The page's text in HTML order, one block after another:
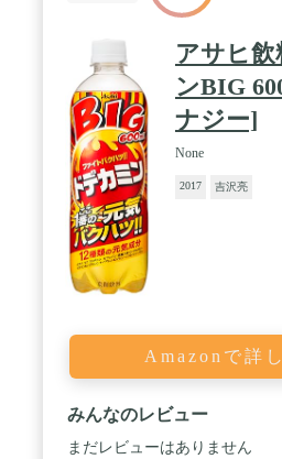
アサヒ飲
ンBIG
ナジー]
None
2017 吉沢亮
Amazonで詳
みんなのレビュー
まだレビューはありません